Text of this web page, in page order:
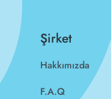
Şirket
Hakkımızda
F.A.Q